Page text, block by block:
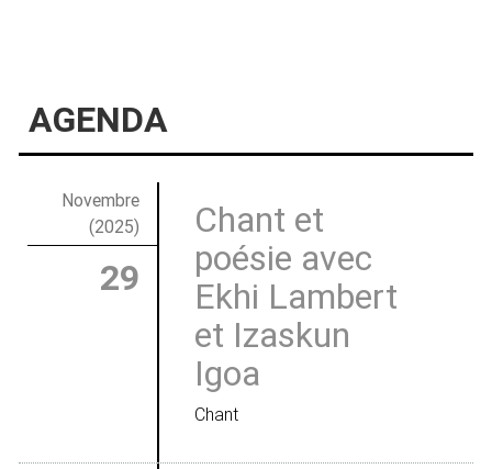
AGENDA
Novembre
(2025)
29
Chant et
poésie avec
Ekhi Lambert
et Izaskun
Igoa
Chant